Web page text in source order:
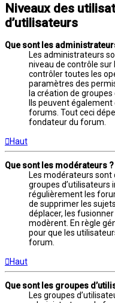
Niveaux des
d’utilisateurs
Que sont les
Les administrateurs
niveau de contrôle
contrôler toutes les
paramètres des
la création de
Ils peuvent
forums. Tout ceci
fondateur du forum.
Haut
Que sont les modérateurs ?
Les modérateurs sont
groupes d’utilisateurs
régulièrement les
de supprimer les
déplacer, les
modèrent. En règle
pour que les
forum.
Haut
Que sont les groupes
Les groupes